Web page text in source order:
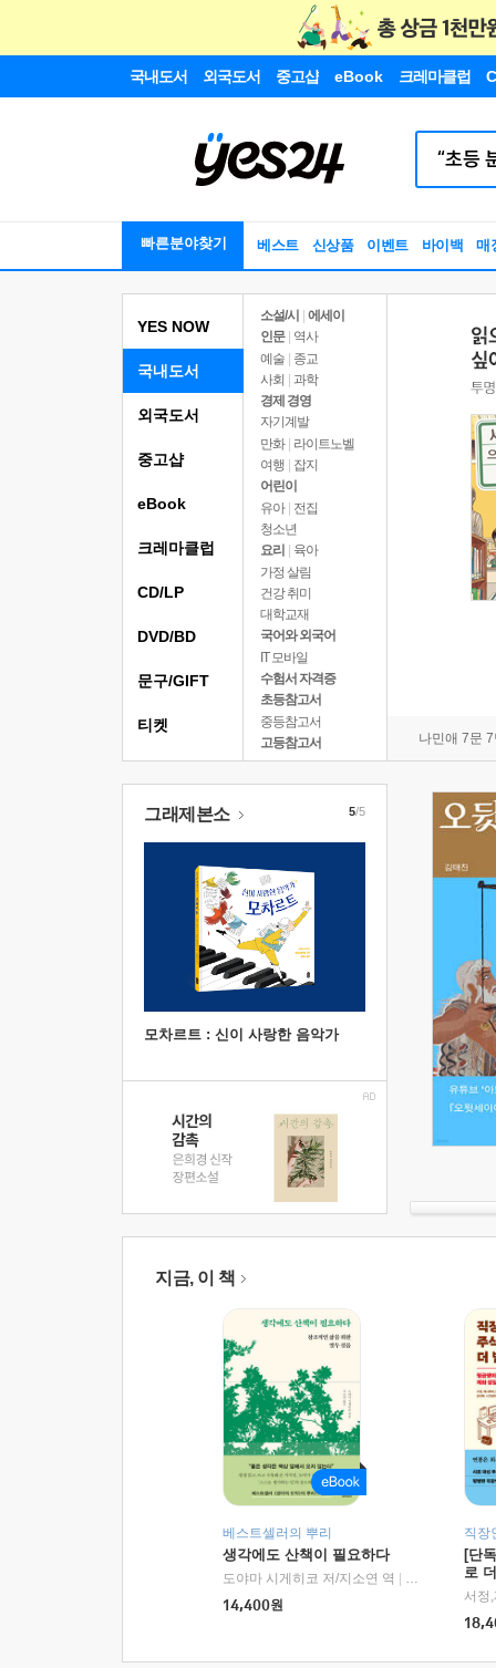
국내도서 외국도서 중고샵 eBook 크레마클럽
빠른분야찾기 베스트 신상품 이벤트 바이백 매
YES NOW
국내도서
소설/시
에세이
인문
역사
예술 | 종교
사회 | 과학
경제 경영
자기계발
만화 | 라이트노벨
여행
잡지
어린이
유아 | 전집
청소년
요리
육아
가정 살림
건강 취미
대학교재
국어와 외국어
IT 모바일
수험서 자격증
초등참고서
중등참고서
고등참고서
나민애 7문
외국도서
중고샵
eBook
크레마클럽
CD/LP
DVD/BD
문구/GIFT
티켓
그래제본소
모차르트 : 신이 사랑한 음악가
5/5
지금, 이 책
베스트셀러의 뿌리
생각에도 산책이 필요하다
도야마 시게히코 저/지소연 역
알에이치코리
14,400원
직장
[단
로